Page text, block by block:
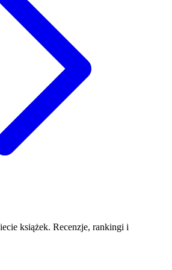
książek. Recenzje, rankingi i